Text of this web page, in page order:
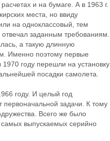
и на бумаге. А в 1963 г.
места, но ввиду
на одноклассовый, тем
заданным требованиям.
а такую длинную
Именно поэтому первые
году перешли на установку
посадки самолета.
году. И целый год
первоначальной задачи. К тому
Всего же было
выпускаемых серийно